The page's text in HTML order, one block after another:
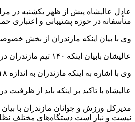
عادل عالیشاه پیش از ظهر یکشنبه در
متأسفانه در حوزه پشتیبانی و اعتباری
وی با بیان اینکه مازندران از بخش
عالیشان بابیان اینکه ۱۴۰ تیم مازندران در لیگ‌های مختلف حضور دارد، گفت: این تیم‌های ورزشی نیازمند اعتبار و حمایت بخش خصوصی است و علاوه بر این ۲۵۰۰ باشگاه خصوصی در استان وجود دارد.
وی با اشاره به اینکه مازندران به اندازه ۱۸ استان مدال آوری دارد، گفت: در سال ۹۸ و قبل از کرونا ۵۷۶ مدال مختلف توسط ورزشکاران کشور کسب شده است.
عالیشاه با تاکید بر اینکه باید از
مدیرکل ورزش و جوانان مازندران با
نیست و نیاز است دستگاه‌های مختلف